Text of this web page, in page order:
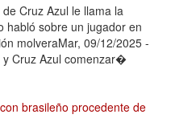
Cruz Azul le llama la
habló sobre un jugador en
molveraMar, 09/12/2025 -
y Cruz Azul comenzar�